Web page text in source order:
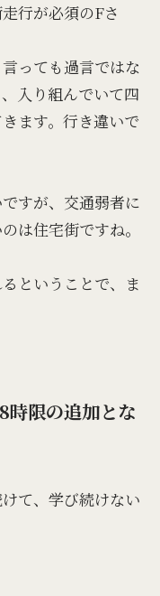
行が必須のFさ
っても過言ではな
入り組んでいて四
ます。行き違いで
すが、交通弱者に
は住宅街ですね。
ということで、ま
時限の追加とな
て、学び続けない